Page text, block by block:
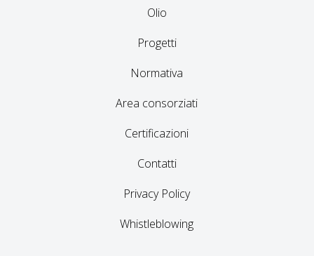
Olio
Progetti
Normativa
Area consorziati
Certificazioni
Contatti
Privacy Policy
Whistleblowing